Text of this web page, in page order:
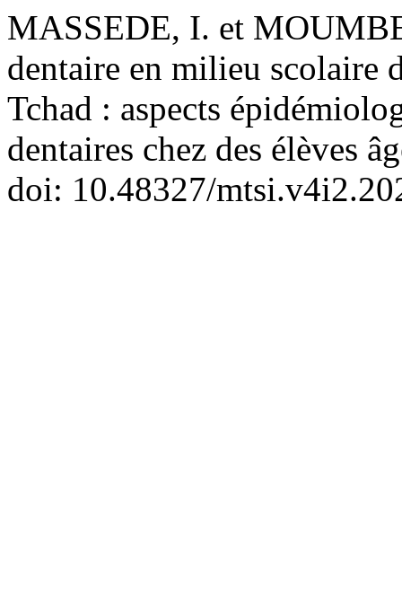
MASSEDE, I. et
dentaire en milieu scolaire
Tchad : aspects
dentaires chez des élèves
doi: 10.48327/